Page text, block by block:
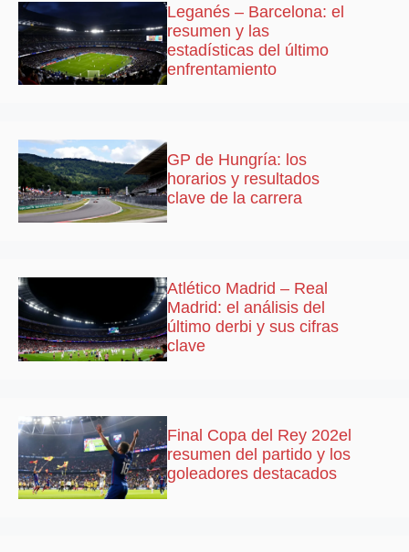
Leganés – Barcelona: el
resumen y las
estadísticas del último
enfrentamiento
GP de Hungría: los
horarios y resultados
clave de la carrera
Atlético Madrid – Real
Madrid: el análisis del
último derbi y sus cifras
clave
Final Copa del Rey 202el
resumen del partido y los
goleadores destacados